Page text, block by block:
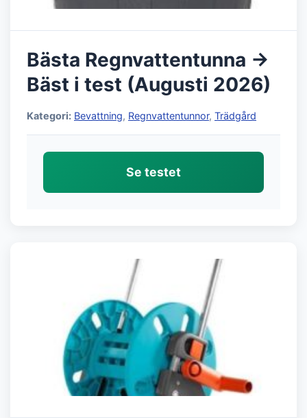
Bästa Regnvattentunna →
Bäst i test (Augusti 2026)
Kategori: Bevattning, Regnvattentunnor, Trädgård
Se testet